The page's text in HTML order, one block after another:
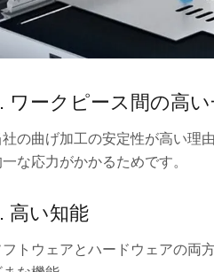
ワークピース間の高い
社の曲げ加工の安定性が高い理
な応力がかかるためです。
高い知能
フトウェアとハードウェアの両